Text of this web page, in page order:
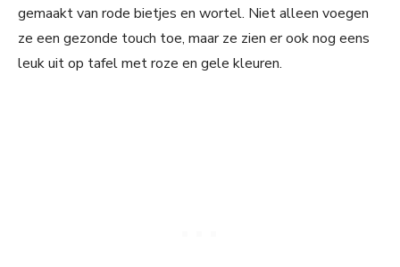
gemaakt van rode bietjes en wortel. Niet alleen voegen
ze een gezonde touch toe, maar ze zien er ook nog eens
leuk uit op tafel met roze en gele kleuren.